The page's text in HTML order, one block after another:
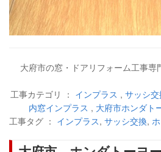
大府市の窓・ドアリフォーム工事
工事カテゴリ ： インプラス , サッシ
内窓インプラス , 大府市ホンダト
工事タグ ： インプラス, サッシ交換,